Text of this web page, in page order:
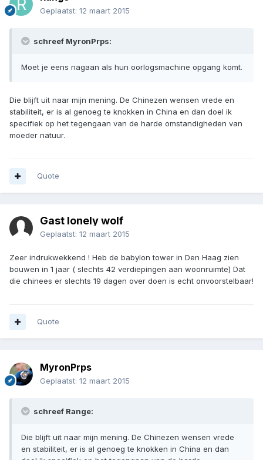
Geplaatst: 12 maart 2015
schreef MyronPrps:
Moet je eens nagaan als hun oorlogsmachine opgang komt.
Die blijft uit naar mijn mening. De Chinezen wensen vrede en
stabiliteit, er is al genoeg te knokken in China en dan doel ik
specifiek op het tegengaan van de harde omstandigheden van
moeder natuur.
Quote
Gast lonely wolf
Geplaatst: 12 maart 2015
Zeer indrukwekkend ! Heb de babylon tower in Den Haag zien
bouwen in 1 jaar ( slechts 42 verdiepingen aan woonruimte) Dat
die chinees er slechts 19 dagen over doen is echt onvoorstelbaar!
Quote
MyronPrps
Geplaatst: 12 maart 2015
schreef Range:
Die blijft uit naar mijn mening. De Chinezen wensen vrede
en stabiliteit, er is al genoeg te knokken in China en dan